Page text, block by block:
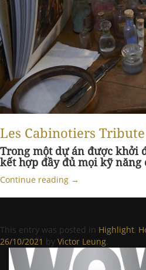
Les Cabinotiers
Trong một dự án được khởi
kết hợp đầy đủ mọi kỹ năng
Continue reading →
This entry was posted in Highlight,
26/10/2021 by Victor Leung.